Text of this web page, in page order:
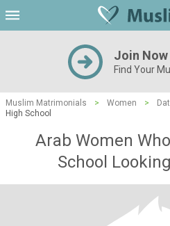
Join Now
Find Your
Muslim Matrimonials > Women >
High School
Arab Women
School